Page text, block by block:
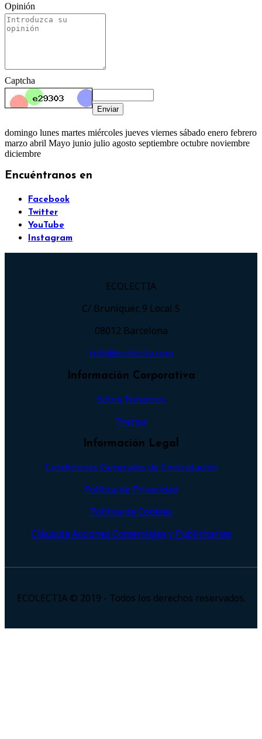
Opinión
Captcha
Enviar
domingo lunes martes miércoles jueves viernes sábado enero febrero
marzo abril Mayo junio julio agosto septiembre octubre noviembre
diciembre
Encuéntranos en
Facebook
Twitter
YouTube
Instagram
ECOLECTIA
C/ Bruniquer, 9 Local 5
08012 Barcelona
info@ecolectia.com
Información Corporativa
Sobre Nosotros
Prensa
Información Legal
Condiciones Generales de Contratación
Política de Privacidad
Política de Cookies
Cláusula Acciones Comerciales y Publicitarias
ECOLECTIA © 2019 - Todos los derechos reservados.